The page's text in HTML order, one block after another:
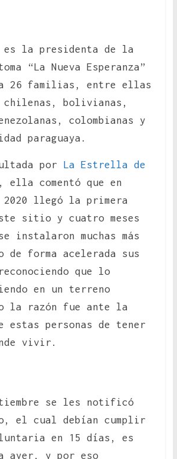
es la presidenta de la
“La Nueva Esperanza”
a 26 familias, entre ellas
chilenas, bolivianas,
colombianas y
paraguaya.
por La Estrella de
, ella comentó que en
llegó la primera
sitio y cuatro meses
instalaron muchas más
de forma acelerada sus
que lo
en un terreno
la razón fue ante la
estas personas de tener
vivir.
se les notificó
el cual debían cumplir
en 15 días, es
ayer, y por eso